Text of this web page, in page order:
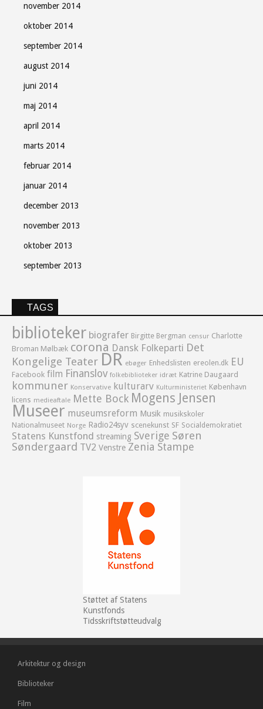
november 2014
oktober 2014
september 2014
august 2014
juni 2014
maj 2014
april 2014
marts 2014
februar 2014
januar 2014
december 2013
november 2013
oktober 2013
september 2013
TAGS
biblioteker biografer Birgitte Bergman censur Charlotte
Broman Mølbæk corona Dansk Folkeparti Det
Kongelige Teater DR ebøger Enhedslisten ereolen.dk EU
Facebook film Finanslov folkebiblioteker idræt Katrine Daugaard
kommuner Konservative kulturarv Kulturministeriet København
licens medieaftale Mette Bock Mogens Jensen
Museer museumsreform Musik musikskoler
Nationalmuseet Norge Radio24syv scenekunst SF Socialdemokratiet
Statens Kunstfond streaming Sverige Søren
Søndergaard TV2 Venstre Zenia Stampe
Støttet af Statens
Kunstfonds
Tidsskriftstøtteudvalg
Arkitektur og design
Biblioteker
Film